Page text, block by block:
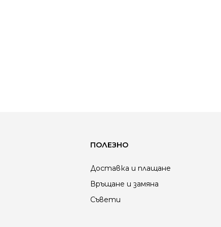
ПОЛЕЗНО
Доставка и плащане
Връщане и замяна
Съвети